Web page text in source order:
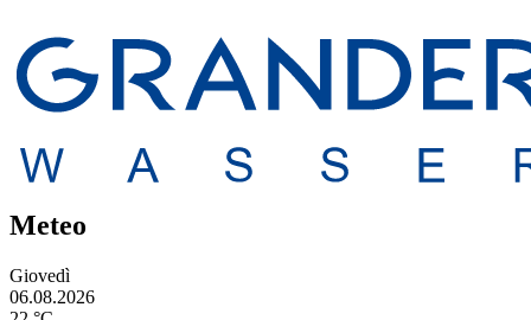
Meteo
Giovedì
06.08.2026